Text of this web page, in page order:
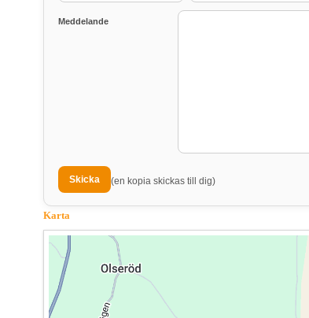
Meddelande
(en kopia skickas till dig)
Karta